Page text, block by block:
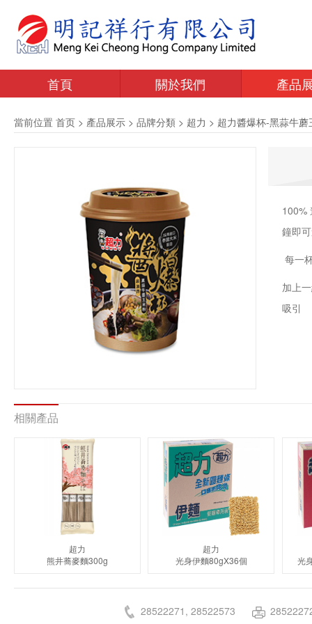
首頁 關於我們 產品
當前位置 首页 > 產品展示 > 品牌分類 > 超力 > 超力醬爆杯-黑蒜牛蘑
100%
鐘即
每一
加上
吸引
相關產品
超力
熊井蕎麥麵300g
超力
光身伊麵80gX36個
光
28522271, 28522573